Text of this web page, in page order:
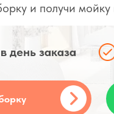
и получи мойку
день заказа